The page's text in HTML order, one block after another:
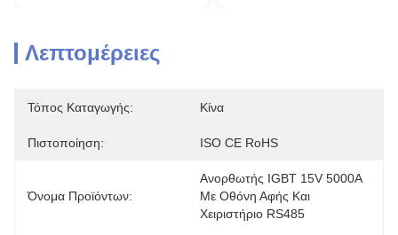
Λεπτομέρειες
Τόπος Καταγωγής: Κίνα
Πιστοποίηση: ISO CE RoHS
Όνομα Προϊόντων:
Ανορθωτής IGBT 15V 5000A
Με Οθόνη Αφής Και
Χειριστήριο RS485